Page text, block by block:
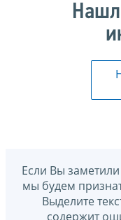
Если Вы
мы будем
Выделите
содержит